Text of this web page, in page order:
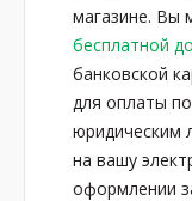
магазине. Вы
бесплатной
банковской
для оплаты
юридическим
на вашу
оформлении